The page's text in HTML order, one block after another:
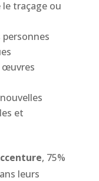
traçage ou
personnes
œuvres
et
, 75%
leurs